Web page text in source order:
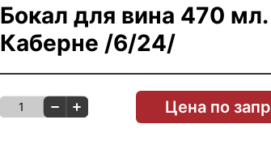
Бокал для вина 470
Каберне /6/24/
1 Цена по